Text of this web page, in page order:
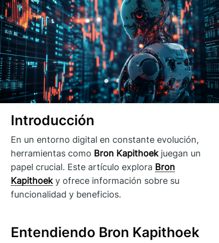
Introducción
En un entorno digital en constante evolución,
herramientas como Bron Kapithoekjuegan un
papel crucial. Este artículo explora Bron
Kapithoeky ofrece información sobre su
funcionalidad y beneficios.
Entendiendo Bron Kapithoek